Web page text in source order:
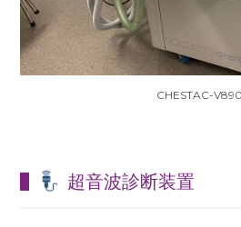
CHESTAC-
超音波診断装置